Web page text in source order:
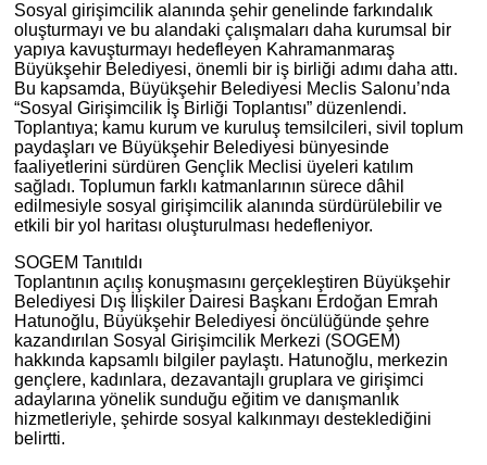
Sosyal girişimcilik alanında şehir genelinde farkındalık
oluşturmayı ve bu alandaki çalışmaları daha kurumsal bir
yapıya kavuşturmayı hedefleyen Kahramanmaraş
Büyükşehir Belediyesi, önemli bir iş birliği adımı daha attı.
Bu kapsamda, Büyükşehir Belediyesi Meclis Salonu’nda
“Sosyal Girişimcilik İş Birliği Toplantısı” düzenlendi.
Toplantıya; kamu kurum ve kuruluş temsilcileri, sivil toplum
paydaşları ve Büyükşehir Belediyesi bünyesinde
faaliyetlerini sürdüren Gençlik Meclisi üyeleri katılım
sağladı. Toplumun farklı katmanlarının sürece dâhil
edilmesiyle sosyal girişimcilik alanında sürdürülebilir ve
etkili bir yol haritası oluşturulması hedefleniyor.
SOGEM Tanıtıldı
Toplantının açılış konuşmasını gerçekleştiren Büyükşehir
Belediyesi Dış İlişkiler Dairesi Başkanı Erdoğan Emrah
Hatunoğlu, Büyükşehir Belediyesi öncülüğünde şehre
kazandırılan Sosyal Girişimcilik Merkezi (SOGEM)
hakkında kapsamlı bilgiler paylaştı. Hatunoğlu, merkezin
gençlere, kadınlara, dezavantajlı gruplara ve girişimci
adaylarına yönelik sunduğu eğitim ve danışmanlık
hizmetleriyle, şehirde sosyal kalkınmayı desteklediğini
belirtti.